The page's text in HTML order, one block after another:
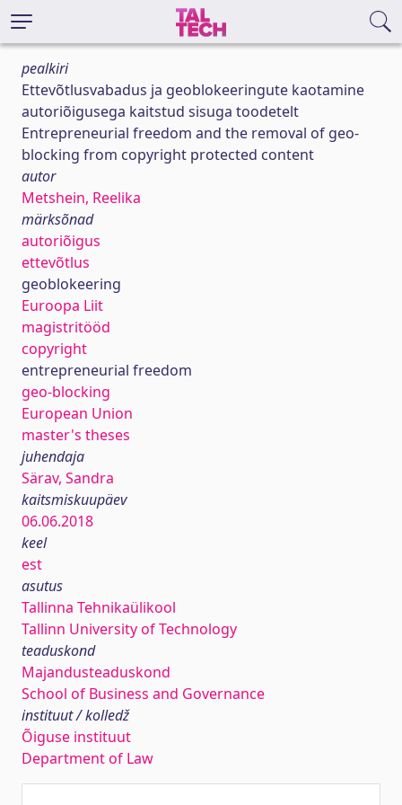
pealkiri
Ettevõtlusvabadus ja geoblokeeringute kaotamine
autoriõigusega kaitstud sisuga toodetelt
Entrepreneurial freedom and the removal of geo-
blocking from copyright protected content
autor
Metshein, Reelika
märksõnad
autoriõigus
ettevõtlus
geoblokeering
Euroopa Liit
magistritööd
copyright
entrepreneurial freedom
geo-blocking
European Union
master's theses
juhendaja
Särav, Sandra
kaitsmiskuupäev
06.06.2018
keel
est
asutus
Tallinna Tehnikaülikool
Tallinn University of Technology
teaduskond
Majandusteaduskond
School of Business and Governance
instituut / kolledž
Õiguse instituut
Department of Law